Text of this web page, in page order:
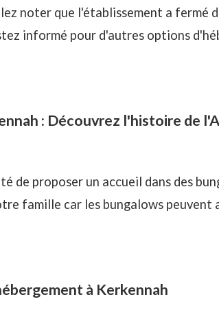
noter que l'établissement a fermé
informé pour d'autres options
: Découvrez l'histoire de
de proposer un accueil dans des
famille car les bungalows peuvent
à Kerkennah